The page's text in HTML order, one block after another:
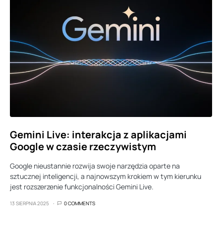
Gemini Live: interakcja z aplikacjami
Google w czasie rzeczywistym
Google nieustannie rozwija swoje narzędzia oparte na
sztucznej inteligencji, a najnowszym krokiem w tym kierunku
jest rozszerzenie funkcjonalności Gemini Live.
13 SIERPNIA 2025 0 COMMENTS